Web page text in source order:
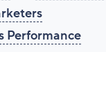
Performance